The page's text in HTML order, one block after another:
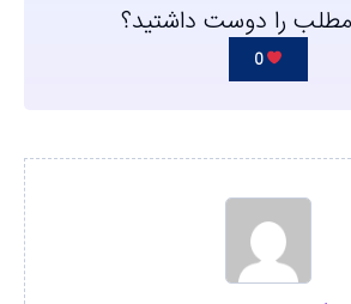
مطلب را دوست داشتید؟
0